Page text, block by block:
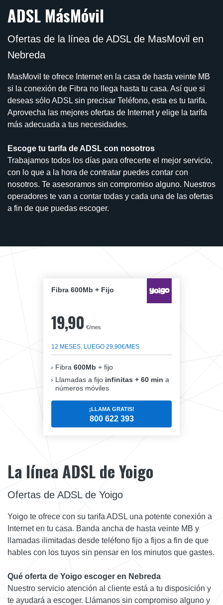
ADSL MásMóvil
Ofertas de la línea de ADSL de MasMovil en
Nebreda
MasMovil te ofrece Internet en la casa de hasta veinte MB
si la conexión de Fibra no llega hasta tu casa. Así que si
deseas sólo ADSL sin precisar Teléfono, esta es tu tarifa.
Aprovecha las mejores ofertas de Internet y elige la tarifa
más adecuada a tus necesidades.
Escoge tu tarifa de ADSL con nosotros
Trabajamos todos los días para ofrecerte el mejor servicio,
con lo que a la hora de contratar puedes contar con
nosotros. Te asesoramos sin compromiso alguno. Nuestros
operadores te van a contar todas y cada una de las ofertas
a fin de que puedas escoger.
Fibra 600Mb + Fijo
19,90 €/mes
12 MESES, LUEGO 29,90€/MES
Fibra 600Mb + fijo
Llamadas a fijo infinitas + 60 min a
números móviles
¡LLAMA GRATIS!
800 622 393
La línea ADSL de Yoigo
Ofertas de ADSL de Yoigo
Yoigo te ofrece con su tarifa ADSL una potente conexión a
Internet en tu casa. Banda ancha de hasta veinte MB y
llamadas ilimitadas desde teléfono fijo a fijos a fin de que
hables con los tuyos sin pensar en los minutos que gastes.
Qué oferta de Yoigo escoger en Nebreda
Nuestro servicio atención al cliente está a tu disposición y
te ayudará a escoger. Llámanos sin compromiso alguno y